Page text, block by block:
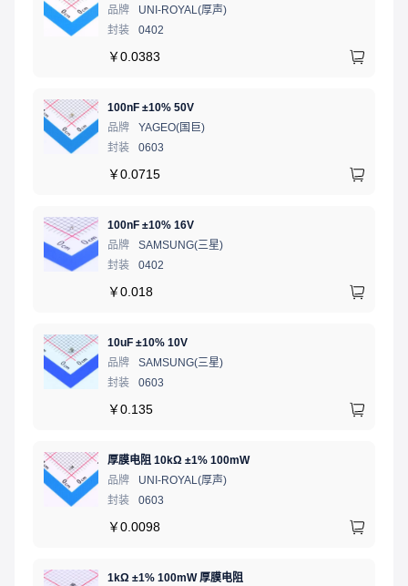
品牌
UNI-ROYAL(厚声)
封装
0402
￥0.0383
100nF ±10% 50V
品牌
YAGEO(国巨)
封装
0603
￥0.0715
100nF ±10% 16V
品牌
SAMSUNG(三星)
封装
0402
￥0.018
10uF ±10% 10V
品牌
SAMSUNG(三星)
封装
0603
￥0.135
厚膜电阻 10kΩ ±1% 100mW
品牌
UNI-ROYAL(厚声)
封装
0603
￥0.0098
1kΩ ±1% 100mW 厚膜电阻